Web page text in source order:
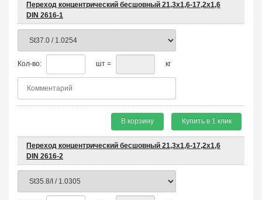
Переход концентрический бесшовный 21,3х1,6-17,2х1,6
DIN 2616-1
Кол-во: шт = кг
В корзину Купить в 1 клик
Переход концентрический бесшовный 21,3х1,6-17,2х1,6
DIN 2616-2